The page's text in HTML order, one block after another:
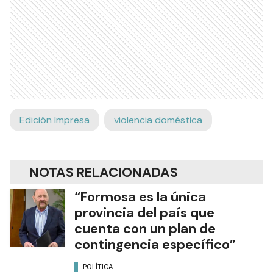
Edición Impresa violencia doméstica
NOTAS RELACIONADAS
“Formosa es la única
provincia del país que
cuenta con un plan de
contingencia específico”
POLÍTICA